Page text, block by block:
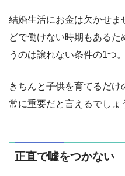
結婚生活にお金は欠かせま
どで働けない時期もある
うのは譲れない条件の1つ。
きちんと子供を育てるだ
常に重要だと言えるでしょ
正直で嘘をつかない